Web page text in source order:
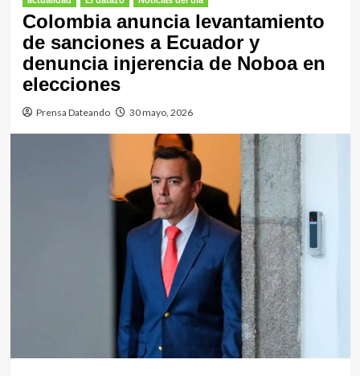
Colombia anuncia levantamiento
de sanciones a Ecuador y
denuncia injerencia de Noboa en
elecciones
Prensa Dateando 30 mayo, 2026